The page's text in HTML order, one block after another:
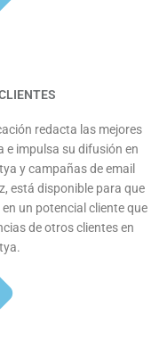
redacta las mejores
e impulsa su difusión en
y campañas de email
está disponible para que
un potencial cliente que
de otros clientes en